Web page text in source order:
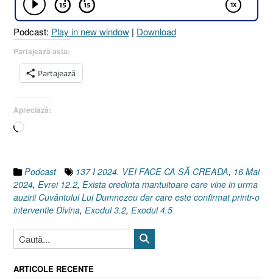
[Exodul
3.2
Podcast: Play in new window | Download
Partajează asta:
Partajează
Apreciază:
Încarc...
Podcast 137 I 2024. VEI FACE CA SĂ CREADA, 16 Mai
2024, Evrei 12.2, Exista credinta mantuitoare care vine in urma
auzirii Cuvântului Lui Dumnezeu dar care este confirmat printr-o
interventie Divina, Exodul 3.2, Exodul 4.5
ARTICOLE RECENTE